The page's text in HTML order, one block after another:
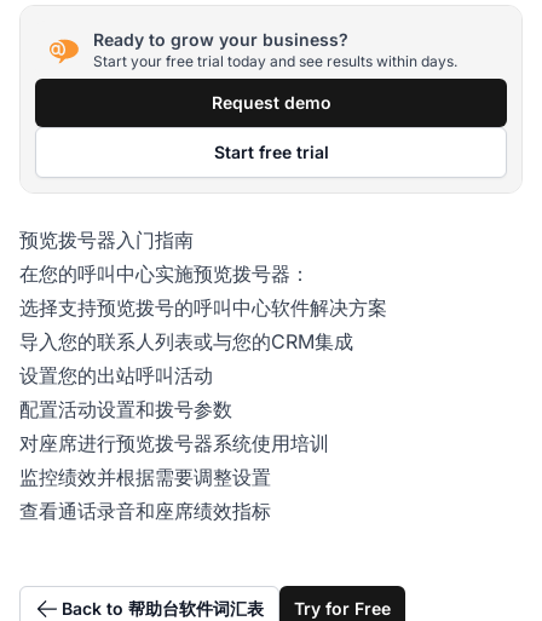
Ready to grow your business?
Start your free trial today and see results within days.
Request demo
Start free trial
预览拨号器入门指南
在您的呼叫中心实施预览拨号器：
选择支持预览拨号的呼叫中心软件解决方案
导入您的联系人列表或与您的CRM集成
设置您的出站呼叫活动
配置活动设置和拨号参数
对座席进行预览拨号器系统使用培训
监控绩效并根据需要调整设置
查看通话录音和座席绩效指标
Back to 帮助台软件词汇表 Try for Free